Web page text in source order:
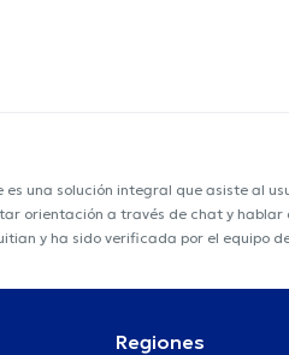
una solución integral que asiste al
orientación a través de chat y
y ha sido verificada por el equipo
Regiones